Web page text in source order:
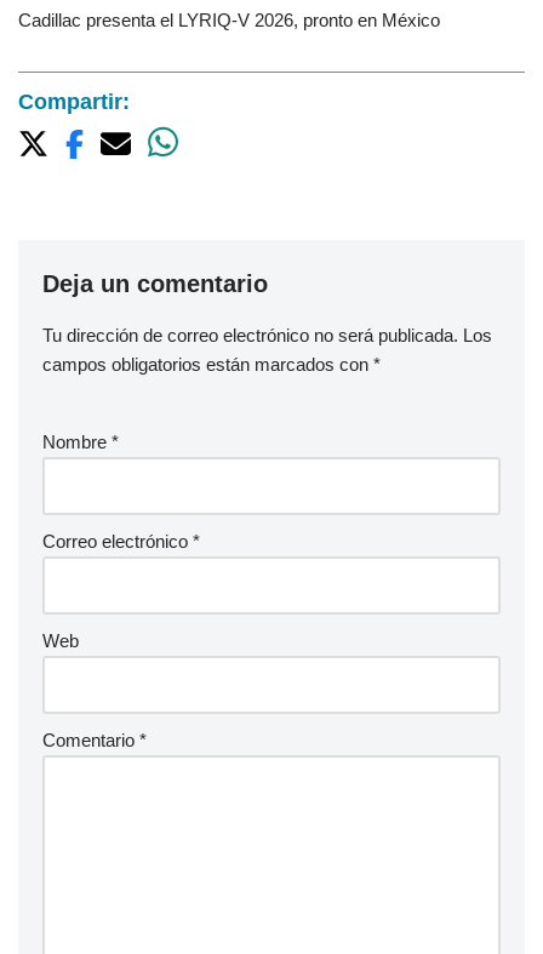
Cadillac presenta el LYRIQ-V 2026, pronto en México
Compartir:
Deja un comentario
Tu dirección de correo electrónico no será publicada. Los
campos obligatorios están marcados con *
Nombre *
Correo electrónico *
Web
Comentario *